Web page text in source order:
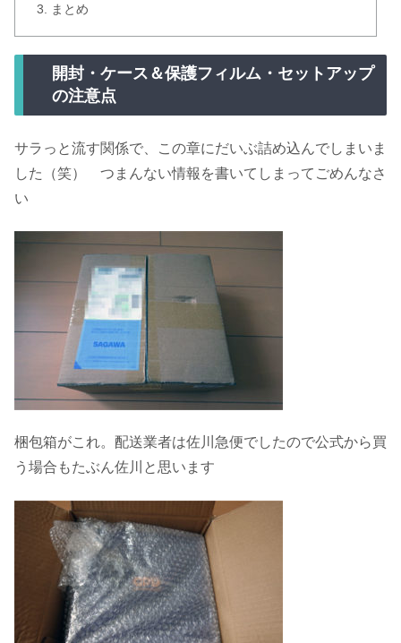
まとめ
開封・ケース＆保護フィルム・セットアップ
の注意点
サラっと流す関係で、この章にだいぶ詰め込んでしまいま
した（笑） つまんない情報を書いてしまってごめんなさ
い
梱包箱がこれ。配送業者は佐川急便でしたので公式から買
う場合もたぶん佐川と思います